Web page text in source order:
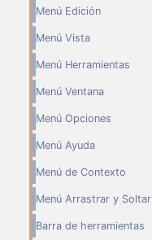
Menú Edición
Menú Vista
Menú Herramientas
Menú Ventana
Menú Opciones
Menú Ayuda
Menú de Contexto
Menú Arrastrar y Soltar
Barra de herramientas